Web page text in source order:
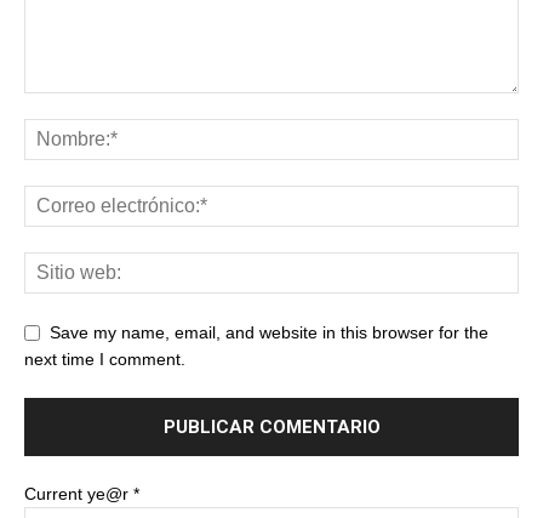
Save my name, email, and website in this browser for the
next time I comment.
Current ye@r *